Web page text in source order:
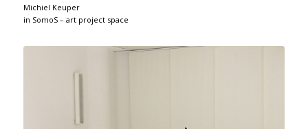
Michiel Keuper
in SomoS – art project space